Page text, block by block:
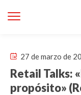
27 de marzo de
Retail Talks:
propósito»